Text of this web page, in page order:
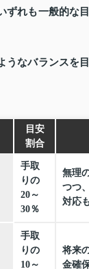
ずれも一般的な
うなバランスを
目安
割合
手取
りの
20～
30％
無理
つつ
対応
手取
りの
10～
将来
金確